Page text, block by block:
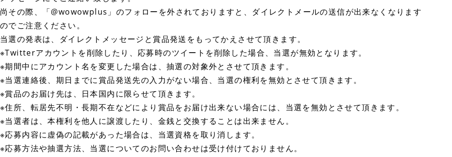
尚その際、「@wowowplus」のフォローを外されておりますと、ダイレクトメールの送信が出来なくなります
のでご注意ください。
当選の発表は、ダイレクトメッセージと賞品発送をもってかえさせて頂きます。
※Twitterアカウントを削除したり、応募時のツイートを削除した場合、当選が無効となります。
※期間中にアカウント名を変更した場合は、抽選の対象外とさせて頂きます。
※当選連絡後、期日までに賞品発送先の入力がない場合、当選の権利を無効とさせて頂きます。
※賞品のお届け先は、日本国内に限らせて頂きます。
※住所、転居先不明・長期不在などにより賞品をお届け出来ない場合には、当選を無効とさせて頂きます。
※当選者は、本権利を他人に譲渡したり、金銭と交換することは出来ません。
※応募内容に虚偽の記載があった場合は、当選資格を取り消します。
※応募方法や抽選方法、当選についてのお問い合わせは受け付けておりません。